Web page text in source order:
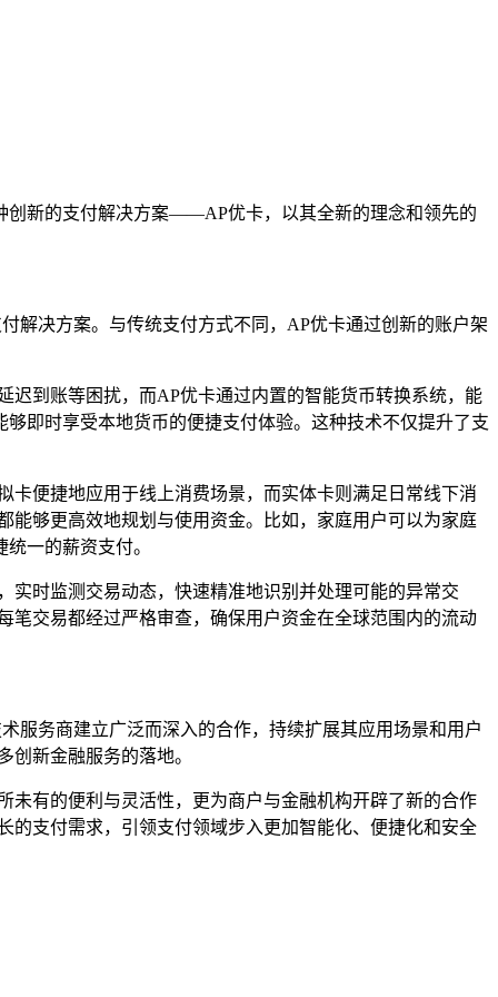
创新的支付解决方案——AP优卡，以其全新的理念和领先的
解决方案。与传统支付方式不同，AP优卡通过创新的账户架
到账等困扰，而AP优卡通过内置的智能货币转换系统，能
即时享受本地货币的便捷支付体验。这种技术不仅提升了支
便捷地应用于线上消费场景，而实体卡则满足日常线下消
能够更高效地规划与使用资金。比如，家庭用户可以为家庭
一的薪资支付。
实时监测交易动态，快速精准地识别并处理可能的异常交
笔交易都经过严格审查，确保用户资金在全球范围内的流动
服务商建立广泛而深入的合作，持续扩展其应用场景和用户
新金融服务的落地。
未有的便利与灵活性，更为商户与金融机构开辟了新的合作
的支付需求，引领支付领域步入更加智能化、便捷化和安全